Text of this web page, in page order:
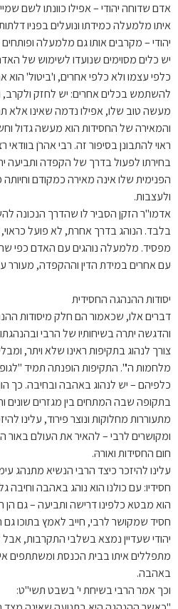
אדם שדוחה יהודי – אפילו כוונתו לשם
איתו מלמעלה כמידתו ונועלים בפניו
יהודי – מקרבים אותו גם מלמעלה ופותחים
יש כלים מסוימים שנועדו לשימוש של
כלפי עצמו ולא כלפי אחרים, ו'ביטול'
להשתמש בכלים אחרים: יש לחזק ולקרב,
מעשה טוב שלו, אפילו נדמה שאינו אלא
והמאירה של החסידות הוא מעשה גדול
ראוי להתבונן בסיפור זה. רבי אהרֹן
בחירתו לפעול בדרך של הקפדה ותביעה
הפנימית שלו אינה מאירה כמקודם
ולעצבות.
אדמו"ר הזקן הסביר לו שהדרך הנכונה
בלבד. הנוהג בדרך אחרת, לא פועל
מפסיד. מלמעלה נוהגים עם האדם כפי
עם אחרים במידת הדין וההקפדה, מעורר
יסודות ההנהגה החסידית
דברים אלו, שכאמור הם חלק מיסודות
והדגשה יתרה בשיחותיו של הרבי
צורך לנהוג בתקיפות ראינו שלא ויתר,
מלחמות ה'". התקיפות הופנתה תמיד "לגופו
כלפיהם – יש לנהוג באהבה ובחיבה. כך
בתקופה שבה המתחים בין מגזרים שונים
מתעוררות מחלוקות ונוצר פירוד, עלינו
ומקושרים לרבי – להאיר את העולם באור
חום החסידות ואורהּ.
עלינו להיזכר כיצד הרבי הנשיא מתנהג
חסידיו: עם כולנו הוא נוהג באהבה וחיבה
הוא מבטא כלפינו דרישה ותביעה – גם הן
חסיד שמקושר לרבי, חייב לאמץ בתוכו גם
יהודי שעדיין נמצא בשלבי התקרבות,
מתפללים איתו בבית הכנסת ומשתתפים
באהבה.
וכך אמר הרבי בשיחת י' בשבט תשי"ט: